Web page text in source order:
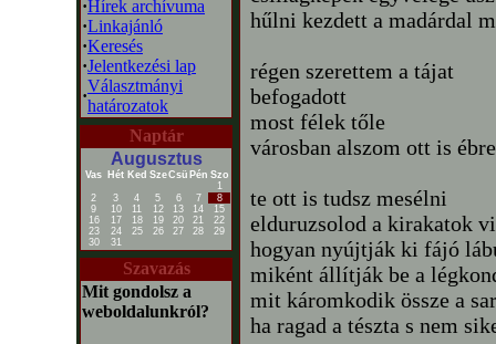
·Hírek archívuma
·Linkajánló
·Keresés
·Jelentkezési lap
·
Választmányi
határozatok
Naptár
Augusztus
Vas Hét Ked SzeCsü Pén Szo
1
2
3 4 5 6 7
8
9
10 11 12 13 14
15
16
17 18 19 20 21
22
23
24 25 26 27 28
29
30
31
Szavazás
Mit gondolsz a
weboldalunkról?
hűlni kezdett a madárdal
régen szerettem a tájat
befogadott
most félek tőle
városban alszom ott is
te ott is tudsz mesélni
elduruzsolod a kirakatok
hogyan nyújtják ki fájó
miként állítják be a
mit káromkodik össze a
ha ragad a tészta s nem